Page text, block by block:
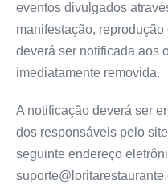
eventos divulgados
manifestação,
deverá ser notificada aos
imediatamente removida.
A notificação deverá ser
dos responsáveis pelo
seguinte endereço